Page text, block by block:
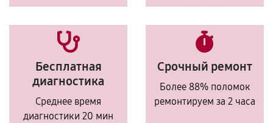
Бесплатная
диагностика
Среднее время
диагностики 20 мин
Срочный ремонт
Более 88% поломок
ремонтируем за 2 часа